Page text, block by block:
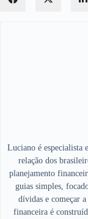
Luciano é especialista
relação dos
planejamento
guias simples,
dívidas e começar
financeira é